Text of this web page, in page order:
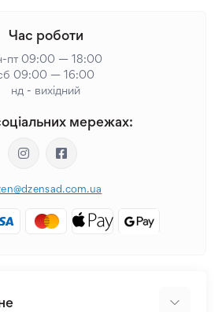
Час роботи
пт 09:00 — 18:00
09:00 — 16:00
нд - вихідний
мережах: